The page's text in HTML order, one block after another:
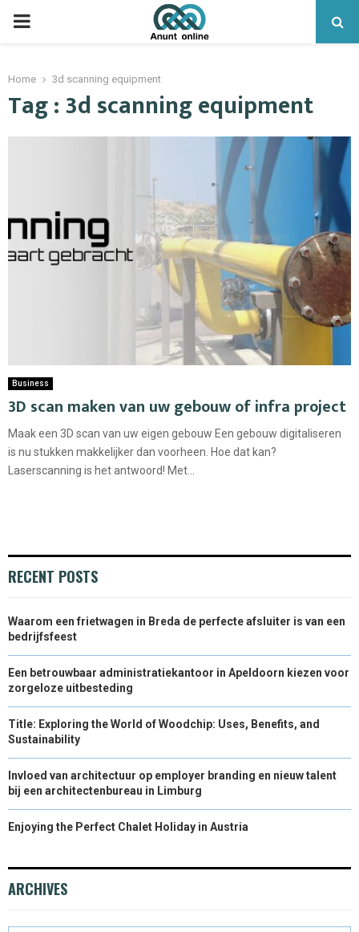
PRIMARY
Home 3d scanning equipment
Tag : 3d scanning equipment
Business
3D scan maken van uw gebouw of infra project
Maak een 3D scan van uw eigen gebouw Een gebouw digitaliseren
is nu stukken makkelijker dan voorheen. Hoe dat kan?
Laserscanning is het antwoord! Met...
RECENT POSTS
Waarom een frietwagen in Breda de perfecte afsluiter is van een
bedrijfsfeest
Een betrouwbaar administratiekantoor in Apeldoorn kiezen voor
zorgeloze uitbesteding
Title: Exploring the World of Woodchip: Uses, Benefits, and
Sustainability
Invloed van architectuur op employer branding en nieuw talent
bij een architectenbureau in Limburg
Enjoying the Perfect Chalet Holiday in Austria
ARCHIVES